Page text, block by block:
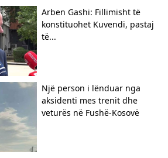
Arben Gashi: Fillimisht të
konstituohet Kuvendi, pastaj
të...
Një person i lënduar nga
aksidenti mes trenit dhe
veturës në Fushë-Kosovë